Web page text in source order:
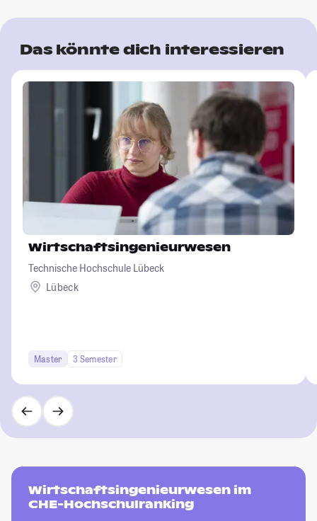
Das könnte dich interessieren
Wirtschaftsingenieurwesen
Technische Hochschule Lübeck
Lübeck
Master 3 Semester
Wirtschaftsingenieurwesen im
CHE-Hochschulranking